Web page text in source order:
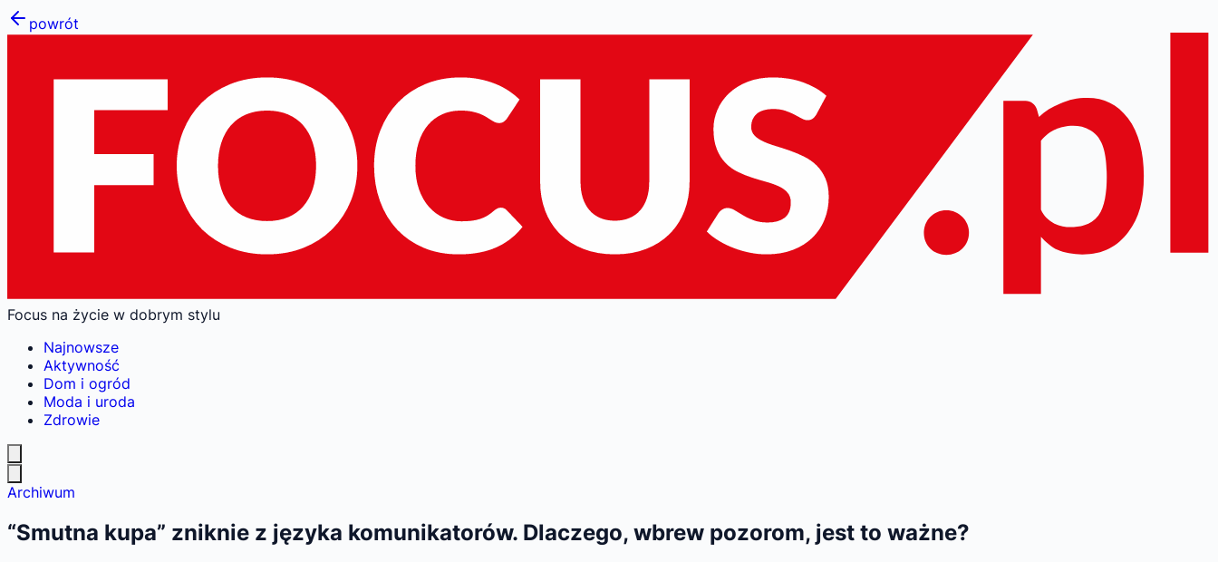
powrót
Focus na życie w dobrym stylu
Najnowsze
Aktywność
Dom i ogród
Moda i uroda
Zdrowie
Archiwum
“Smutna kupa” zniknie z języka komunikatorów. Dlaczego, wbrew pozorom, jest to ważne?